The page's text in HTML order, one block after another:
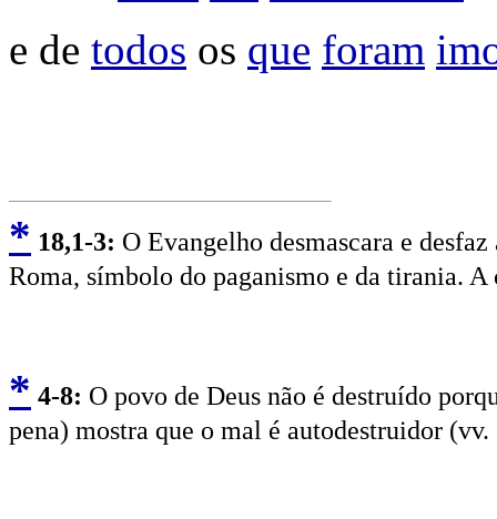
e de todos os que foram
* 18,1-3: O Evangelho desmascara e
Roma, símbolo do paganismo e da tirania.
* 4-8: O povo de Deus não é destruído
pena) mostra que o mal é autodestruidor (vv.